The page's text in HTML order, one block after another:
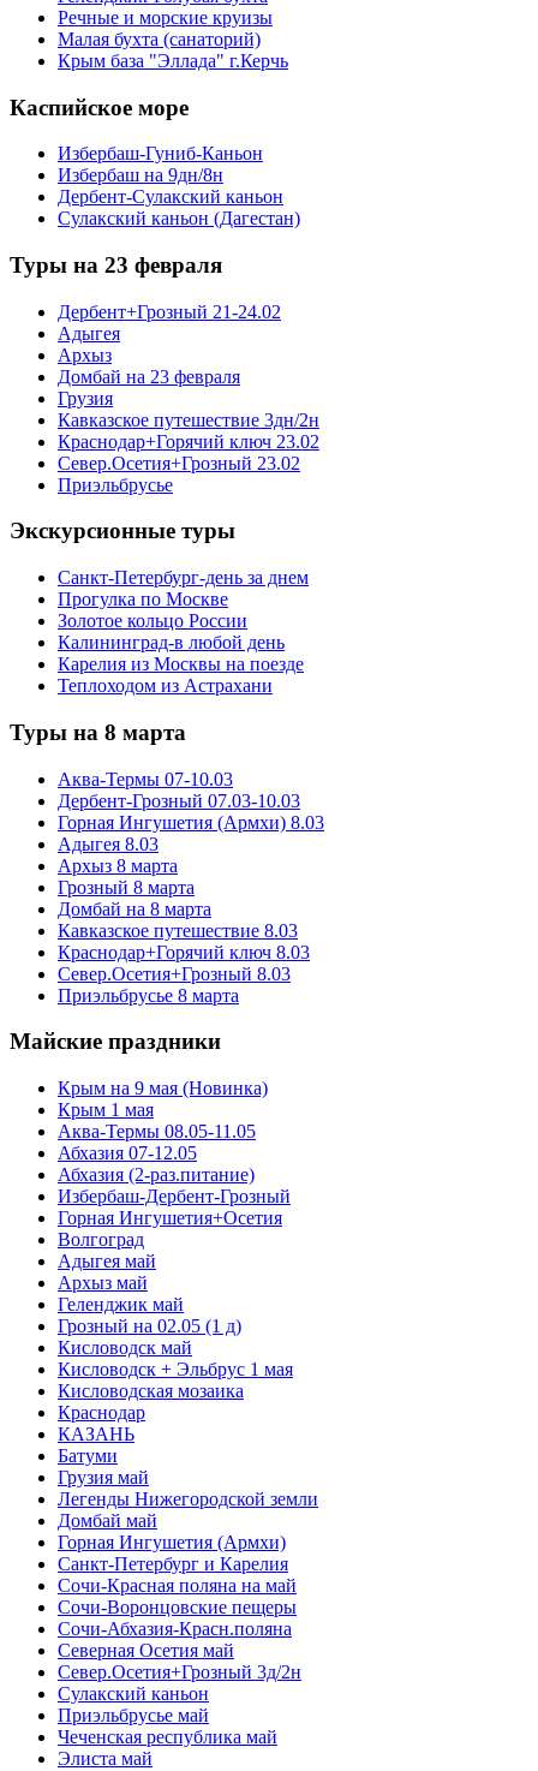
Речные и морские круизы
Малая бухта (санаторий)
Крым база "Эллада" г.Керчь
Каспийское море
Избербаш-Гуниб-Каньон
Избербаш на 9дн/8н
Дербент-Сулакский каньон
Сулакский каньон (Дагестан)
Туры на 23 февраля
Дербент+Грозный 21-24.02
Адыгея
Архыз
Домбай на 23 февраля
Грузия
Кавказское путешествие 3дн/2н
Краснодар+Горячий ключ 23.02
Север.Осетия+Грозный 23.02
Приэльбрусье
Экскурсионные туры
Санкт-Петербург-день за днем
Прогулка по Москве
Золотое кольцо России
Калининград-в любой день
Карелия из Москвы на поезде
Теплоходом из Астрахани
Туры на 8 марта
Аква-Термы 07-10.03
Дербент-Грозный 07.03-10.03
Горная Ингушетия (Армхи) 8.03
Адыгея 8.03
Архыз 8 марта
Грозный 8 марта
Домбай на 8 марта
Кавказское путешествие 8.03
Краснодар+Горячий ключ 8.03
Север.Осетия+Грозный 8.03
Приэльбрусье 8 марта
Майские праздники
Крым на 9 мая (Новинка)
Крым 1 мая
Аква-Термы 08.05-11.05
Абхазия 07-12.05
Абхазия (2-раз.питание)
Избербаш-Дербент-Грозный
Горная Ингушетия+Осетия
Волгоград
Адыгея май
Архыз май
Геленджик май
Грозный на 02.05 (1 д)
Кисловодск май
Кисловодск + Эльбрус 1 мая
Кисловодская мозаика
Краснодар
КАЗАНЬ
Батуми
Грузия май
Легенды Нижегородской земли
Домбай май
Горная Ингушетия (Армхи)
Санкт-Петербург и Карелия
Сочи-Красная поляна на май
Сочи-Воронцовские пещеры
Сочи-Абхазия-Красн.поляна
Северная Осетия май
Север.Осетия+Грозный 3д/2н
Сулакский каньон
Приэльбрусье май
Чеченская республика май
Элиста май